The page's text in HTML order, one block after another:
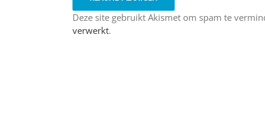
Deze site gebruikt Akismet om spam te
verwerkt.